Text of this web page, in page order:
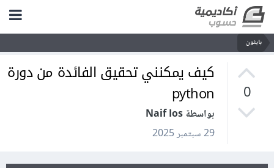
بايثون
0
كيف يمكنني تحقيق الفائدة من دورة
python
بواسطة Naif Ios
29 سبتمبر 2025